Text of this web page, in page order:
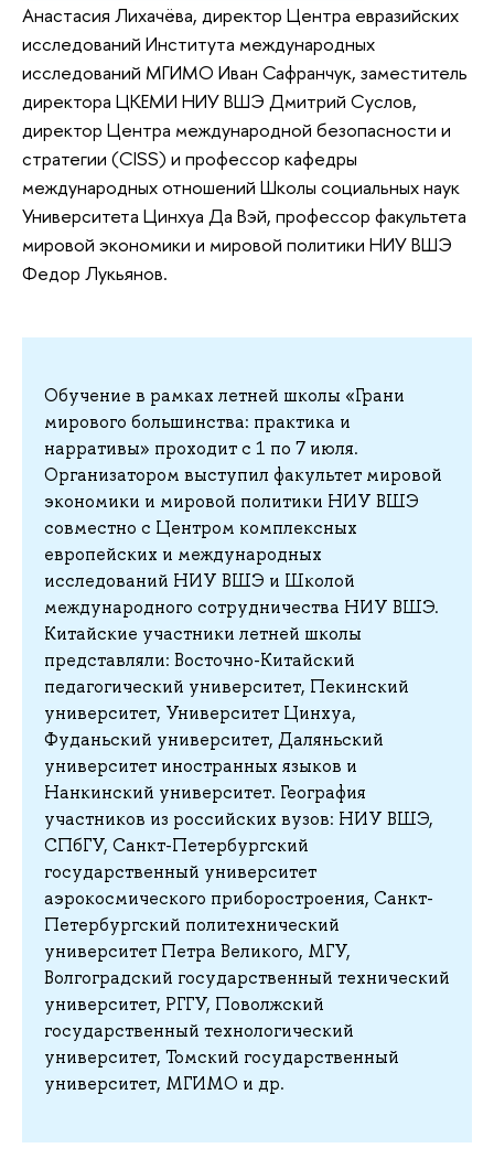
Анастасия Лихачёва, директор Центра евразийских
исследований Института международных
исследований МГИМО Иван Сафранчук, заместитель
директора ЦКЕМИ НИУ ВШЭ Дмитрий Суслов,
директор Центра международной безопасности и
стратегии (CISS) и профессор кафедры
международных отношений Школы социальных наук
Университета Цинхуа Да Вэй, профессор факультета
мировой экономики и мировой политики НИУ ВШЭ
Федор Лукьянов.
Обучение в рамках летней школы «Грани
мирового большинства: практика и
нарративы» проходит с 1 по 7 июля.
Организатором выступил факультет мировой
экономики и мировой политики НИУ ВШЭ
совместно с Центром комплексных
европейских и международных
исследований НИУ ВШЭ и Школой
международного сотрудничества НИУ ВШЭ.
Китайские участники летней школы
представляли: Восточно-Китайский
педагогический университет, Пекинский
университет, Университет Цинхуа,
Фуданьский университет, Даляньский
университет иностранных языков и
Нанкинский университет. География
участников из российских вузов: НИУ ВШЭ,
СПбГУ, Санкт-Петербургский
государственный университет
аэрокосмического приборостроения, Санкт-
Петербургский политехнический
университет Петра Великого, МГУ,
Волгоградский государственный технический
университет, РГГУ, Поволжский
государственный технологический
университет, Томский государственный
университет, МГИМО и др.